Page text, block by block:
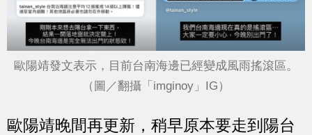
歐陽靖發文表示，目前台南海邊已經變成風雨搖滾區。
（圖／翻攝「imginoy」IG）
歐陽靖晚間再更新，稍早原本要走到陽台